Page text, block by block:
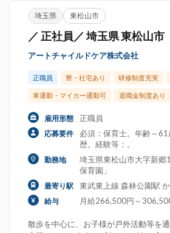
埼玉県 東松山市
／ 正社員／ 埼玉県 東松山市
アートチャイルドケア株式会社
正職員 寮・社宅あり 研修制度充実
車通勤・マイカー通勤可 退職金制度あり
雇用形態 正職員
応募要件
必須：保育士。年齢～
歴。経験等：。
勤務地
埼玉県東松山市大字新郷
保育園」
最寄り駅 東武東上線 森林公園駅
給与 月給266,500円～
散歩を中心に、お子様が戸外活動等を